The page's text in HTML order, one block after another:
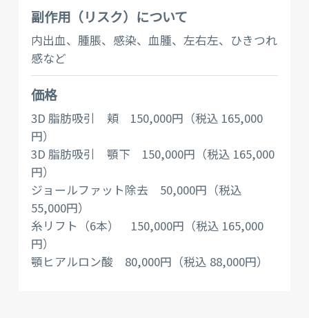
副作⽤（リスク）について
内出血、腫脹、感染、血腫、左右左、ひきつれ
感など
価格
3D 脂肪吸引 頬 150,000円（税込 165,000
円）
3D 脂肪吸引 顎下 150,000円（税込 165,000
円）
ジョールファット除去 50,000円（税込
55,000円）
糸リフト（6本） 150,000円（税込 165,000
円）
顎ヒアルロン酸 80,000円（税込 88,000円）